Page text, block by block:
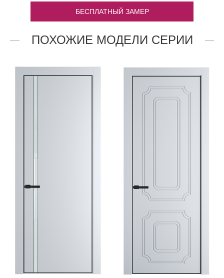
БЕСПЛАТНЫЙ ЗАМЕР
ПОХОЖИЕ МОДЕЛИ СЕРИИ